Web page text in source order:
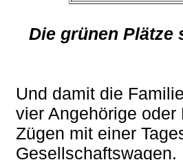
Die grünen Plätze
Und damit die
vier Angehörige
Zügen mit einer